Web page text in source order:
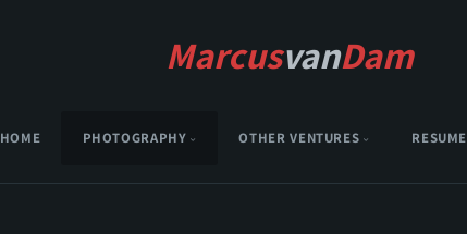
MarcusvanDam
HOME PHOTOGRAPHY OTHER VENTURES RESUME